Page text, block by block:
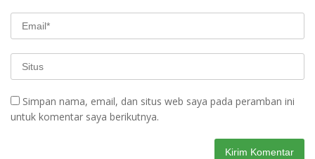
Simpan nama, email, dan situs web saya pada peramban ini
untuk komentar saya berikutnya.